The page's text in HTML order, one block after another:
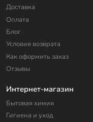
Доставка
Оплата
Блог
Условия возврата
Как оформить заказ
Отзывы
Интернет-магазин
Бытовая химия
Гигиена и уход